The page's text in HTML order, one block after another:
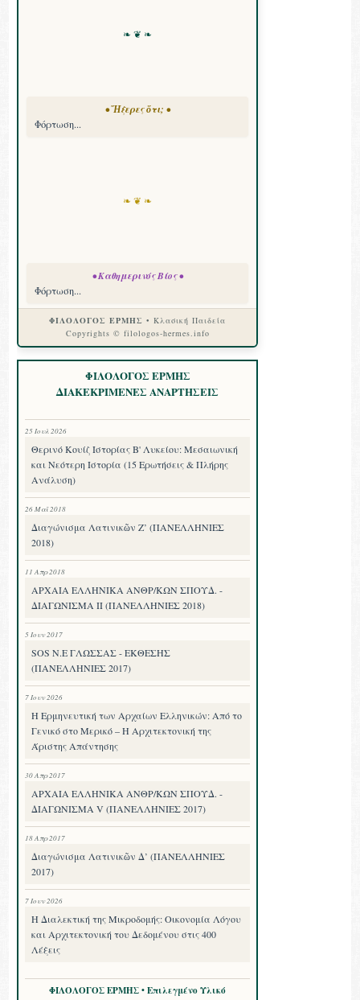
❧ ❦ ❧
• Ἤξερες ὅτι; •
Φόρτωση...
❧ ❦ ❧
• Καθημερινός Βίος •
Φόρτωση...
ΦΙΛΟΛΟΓΟΣ ΕΡΜΗΣ • Κλασική Παιδεία
Copyrights © filologos-hermes.info
ΦΙΛΟΛΟΓΟΣ ΕΡΜΗΣ
ΔΙΑΚΕΚΡΙΜΕΝΕΣ ΑΝΑΡΤΗΣΕΙΣ
25 Ιουλ 2026
Θερινό Κουίζ Ιστορίας Β' Λυκείου: Μεσαιωνική
και Νεότερη Ιστορία (15 Ερωτήσεις & Πλήρης
Ανάλυση)
26 Μαΐ 2018
Διαγώνισμα Λατινικῶν Ζ’ (ΠΑΝΕΛΛΗΝΙΕΣ
2018)
11 Απρ 2018
ΑΡΧΑΙΑ ΕΛΛΗΝΙΚΑ ΑΝΘΡ/ΚΩΝ ΣΠΟΥΔ. -
ΔΙΑΓΩΝΙΣΜΑ II (ΠΑΝΕΛΛΗΝΙΕΣ 2018)
5 Ιουν 2017
SOS Ν.Ε ΓΛΩΣΣΑΣ - ΕΚΘΕΣΗΣ
(ΠΑΝΕΛΛΗΝΙΕΣ 2017)
7 Ιουν 2026
Η Ερμηνευτική των Αρχαίων Ελληνικών: Από το
Γενικό στο Μερικό – Η Αρχιτεκτονική της
Άριστης Απάντησης
30 Απρ 2017
ΑΡΧΑΙΑ ΕΛΛΗΝΙΚΑ ΑΝΘΡ/ΚΩΝ ΣΠΟΥΔ. -
ΔΙΑΓΩΝΙΣΜΑ V (ΠΑΝΕΛΛΗΝΙΕΣ 2017)
18 Απρ 2017
Διαγώνισμα Λατινικῶν Δ’ (ΠΑΝΕΛΛΗΝΙΕΣ
2017)
7 Ιουν 2026
Η Διαλεκτική της Μικροδομής: Οικονομία Λόγου
και Αρχιτεκτονική του Δεδομένου στις 400
Λέξεις
ΦΙΛΟΛΟΓΟΣ ΕΡΜΗΣ • Επιλεγμένο Υλικό